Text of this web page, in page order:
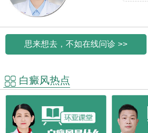
思来想去，不如在线问诊 >>
白癜风热点